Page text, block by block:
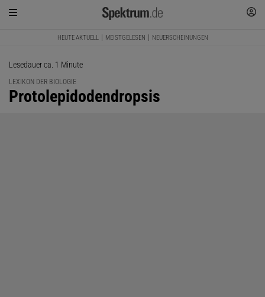
HEUTE AKTUELL MEISTGELESEN NEUERSCHEINUNGEN
Lesedauer ca. 1 Minute
LEXIKON DER BIOLOGIE
:
Protolepidodendropsis